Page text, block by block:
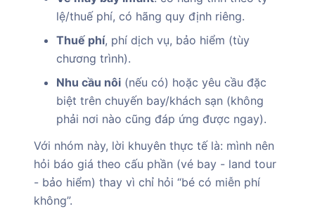
lệ/thuế phí, có hãng quy định riêng.
Thuế phí, phí dịch vụ, bảo hiểm (tùy
chương trình).
Nhu cầu nôi (nếu có) hoặc yêu cầu đặc
biệt trên chuyến bay/khách sạn (không
phải nơi nào cũng đáp ứng được ngay).
Với nhóm này, lời khuyên thực tế là: mình nên
hỏi báo giá theo cấu phần (vé bay - land tour
- bảo hiểm) thay vì chỉ hỏi “bé có miễn phí
không”.